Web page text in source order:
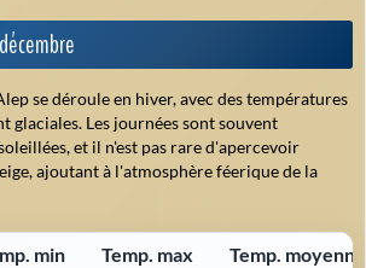
se déroule en hiver, avec des températures
glaciales. Les journées sont souvent
et il n'est pas rare d'apercevoir
ajoutant à l'atmosphère féerique de la
min Temp. max
Temp. moyenne